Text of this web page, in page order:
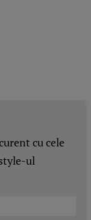
cu cele
ul